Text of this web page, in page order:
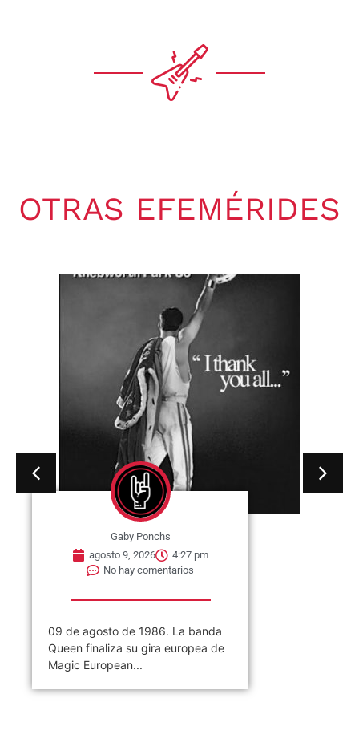
OTRAS EFEMÉRIDES
Gaby Ponchs
agosto 9, 2026
No hay comentarios
09 de agosto de 1969. Se publica
en Estados Unidos a través de
ATCO Records,...